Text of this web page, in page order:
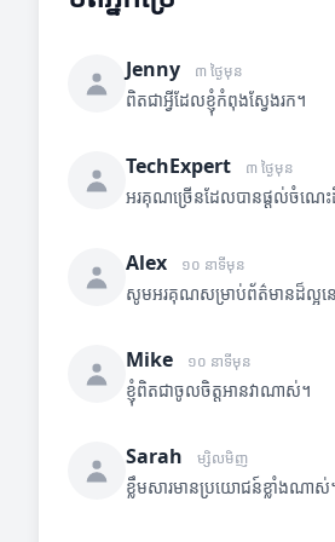
Jenny ៣ ថ្ងៃមុន
ពិតជាអ្វីដែលខ្ញុំកំពុងស្វែងរក។
TechExpert ៣ ថ្ងៃមុន
អរគុណច្រើនដែលបានផ្តល់ចំណេះ
Alex ១០ នាទីមុន
សូមអរគុណសម្រាប់ព័ត៌មានដ៏ល្អន
Mike ១០ នាទីមុន
ខ្ញុំពិតជាចូលចិត្តអានវាណាស់។
Sarah ម្សិលមិញ
ខ្លឹមសារមានប្រយោជន៍ខ្លាំងណាស់